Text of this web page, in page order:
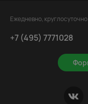
Ежедневно, круглосуточно
+7 (495) 7771028